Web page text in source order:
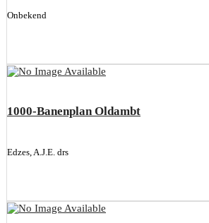
Onbekend
1000-Banenplan Oldambt
Edzes, A.J.E. drs